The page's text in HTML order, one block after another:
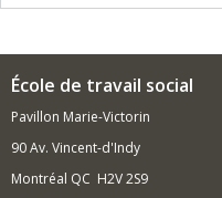
expériences de la
formes. Le
d’intervention
documenter le
observer des
différents
École de travail social
Pavillon Marie-Victorin
90 Av. Vincent-d'Indy
Montréal QC H2V 2S9